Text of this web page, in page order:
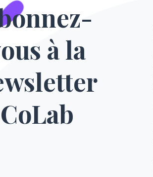
à la
CoLab